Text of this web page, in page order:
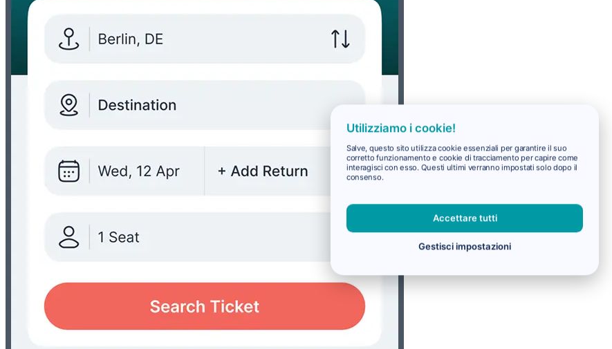
Utilizziamo i cookie!
Salve, questo sito utilizza cookie essenziali per garantire il suo
corretto funzionamento e cookie di tracciamento per capire come
interagisci con esso. Questi ultimi verranno impostati solo dopo il
consenso.
Accettare tutti
Gestisci impostazioni